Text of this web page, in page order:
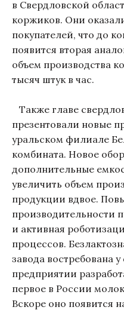
в Свердловской
коржиков. Они
покупателей, что до
появится вторая
объем производства
тысяч штук в час.
Также главе
презентовали новые
уральском филиале
комбината. Новое
дополнительные
увеличить объем
продукции вдвое.
производительности
и активная
процессов.
завода востребована
предприятии
первое в России
Вскоре оно появится